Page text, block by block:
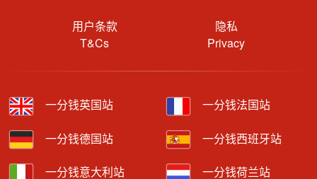
用户条款
T&Cs
隐私
Privacy
一分钱英国站 一分钱法国站
一分钱德国站 一分钱西班牙站
一分钱意大利站 一分钱荷兰站